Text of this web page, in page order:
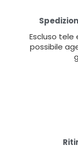
Escluso tele
possibile